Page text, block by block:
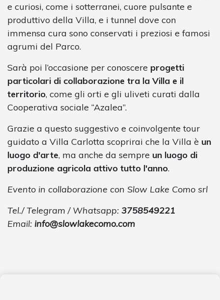
e curiosi, come i sotterranei, cuore pulsante e
produttivo della Villa, e i tunnel dove con
immensa cura sono conservati i preziosi e famosi
agrumi del Parco.
Sarà poi l’occasione per conoscere progetti
particolari di collaborazione tra la Villa e il
territorio, come gli orti e gli uliveti curati dalla
Cooperativa sociale “Azalea”.
Grazie a questo suggestivo e coinvolgente tour
guidato a Villa Carlotta scoprirai che la Villa è un
luogo d'arte, ma anche da sempre un luogo di
produzione agricola attivo tutto l'anno.
Evento in collaborazione con Slow Lake Como srl
Tel./ Telegram / Whatsapp: 3758549221
Email: info@slowlakecomo.com